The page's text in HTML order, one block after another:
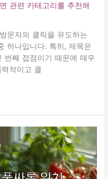
관련 카테고리를 추천해
문자의 클릭을 유도하는
하나입니다. 특히, 제목은
번째 접점이기 때문에 매우
적이고 클